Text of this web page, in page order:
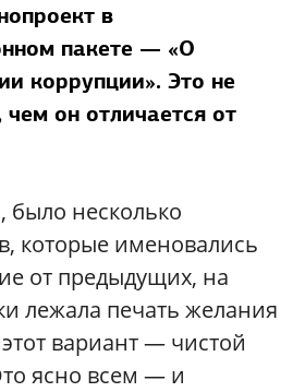
в
пакете — «О
коррупции». Это не
он отличается от
было несколько
которые именовались
от предыдущих, на
лежала печать желания
этот вариант — чистой
ясно всем — и